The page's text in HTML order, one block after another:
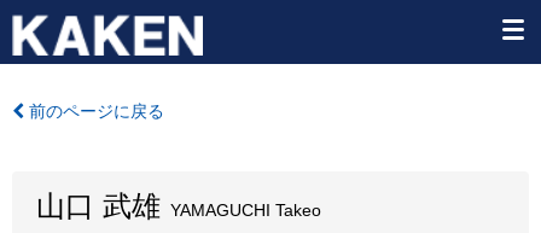
前のページに戻る
山口 武雄 YAMAGUCHI Takeo